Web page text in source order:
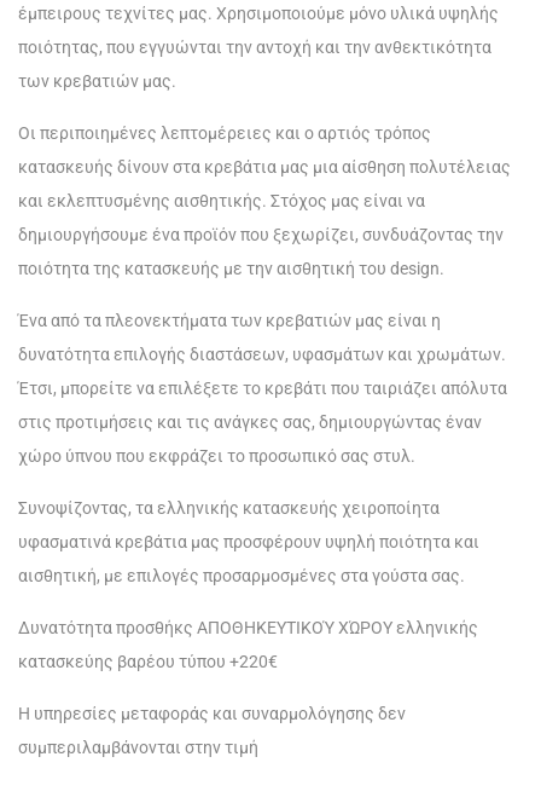
έμπειρους τεχνίτες μας. Χρησιμοποιούμε μόνο υλικά υψηλής
ποιότητας, που εγγυώνται την αντοχή και την ανθεκτικότητα
των κρεβατιών μας.
Οι περιποιημένες λεπτομέρειες και ο αρτιός τρόπος
κατασκευής δίνουν στα κρεβάτια μας μια αίσθηση πολυτέλειας
και εκλεπτυσμένης αισθητικής. Στόχος μας είναι να
δημιουργήσουμε ένα προϊόν που ξεχωρίζει, συνδυάζοντας την
ποιότητα της κατασκευής με την αισθητική του design.
Ένα από τα πλεονεκτήματα των κρεβατιών μας είναι η
δυνατότητα επιλογής διαστάσεων, υφασμάτων και χρωμάτων.
Έτσι, μπορείτε να επιλέξετε το κρεβάτι που ταιριάζει απόλυτα
στις προτιμήσεις και τις ανάγκες σας, δημιουργώντας έναν
χώρο ύπνου που εκφράζει το προσωπικό σας στυλ.
Συνοψίζοντας, τα ελληνικής κατασκευής χειροποίητα
υφασματινά κρεβάτια μας προσφέρουν υψηλή ποιότητα και
αισθητική, με επιλογές προσαρμοσμένες στα γούστα σας.
Δυνατότητα προσθήκς ΑΠΟΘΗΚΕΥΤΙΚΟΎ ΧΏΡΟΥ ελληνικής
κατασκεύης βαρέου τύπου +220€
Η υπηρεσίες μεταφοράς και συναρμολόγησης δεν
συμπεριλαμβάνονται στην τιμή